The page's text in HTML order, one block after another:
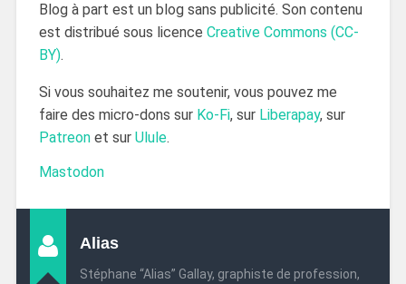
Blog à part est un blog sans publicité. Son contenu
est distribué sous licence Creative Commons (CC-
BY).
Si vous souhaitez me soutenir, vous pouvez me
faire des micro-dons sur Ko-Fi, sur Liberapay, sur
Patreonet sur Ulule.
Mastodon
Alias
Stéphane “Alias” Gallay, graphiste de profession,